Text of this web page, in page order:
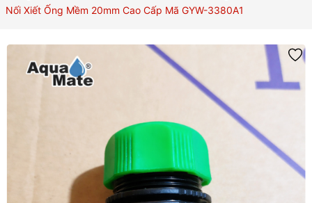
Nối Xiết Ống Mềm 20mm Cao Cấp Mã GYW-3380A1